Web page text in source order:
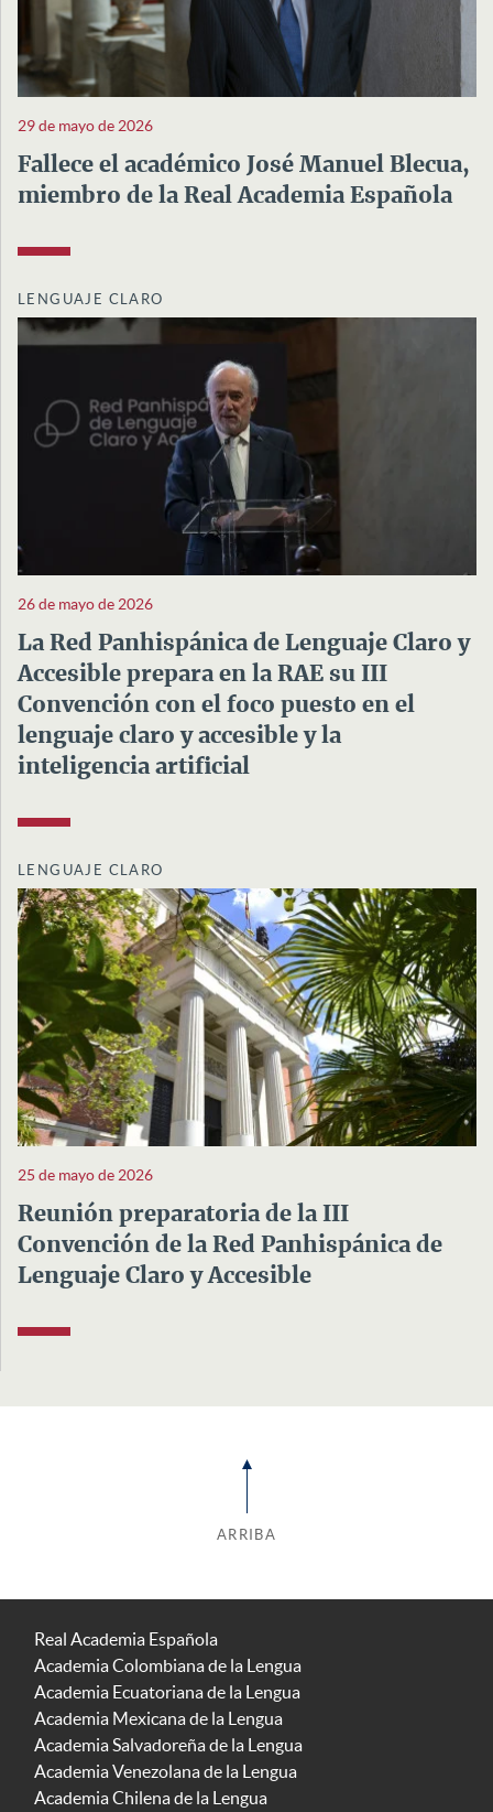
29 de mayo de 2026
Fallece el académico José Manuel Blecua,
miembro de la Real Academia Española
LENGUAJE CLARO
26 de mayo de 2026
La Red Panhispánica de Lenguaje Claro y
Accesible prepara en la RAE su III
Convención con el foco puesto en el
lenguaje claro y accesible y la
inteligencia artificial
LENGUAJE CLARO
25 de mayo de 2026
Reunión preparatoria de la III
Convención de la Red Panhispánica de
Lenguaje Claro y Accesible
ARRIBA
Real Academia Española
Academia Colombiana de la Lengua
Academia Ecuatoriana de la Lengua
Academia Mexicana de la Lengua
Academia Salvadoreña de la Lengua
Academia Venezolana de la Lengua
Academia Chilena de la Lengua